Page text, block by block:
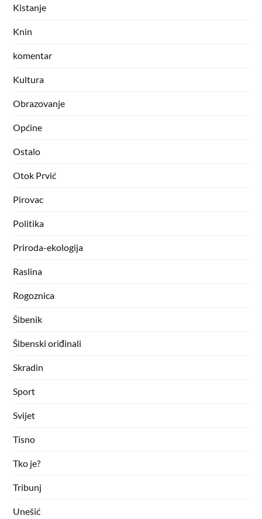
Kistanje
Knin
komentar
Kultura
Obrazovanje
Općine
Ostalo
Otok Prvić
Pirovac
Politika
Priroda-ekologija
Raslina
Rogoznica
Šibenik
Šibenski oriđinali
Skradin
Sport
Svijet
Tisno
Tko je?
Tribunj
Unešić